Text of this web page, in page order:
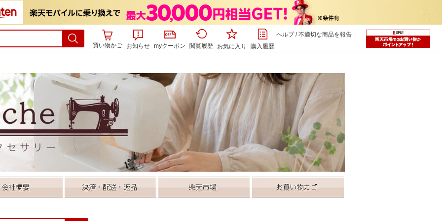
買い物かご お知らせ myクーポン 閲覧履歴 お気に入り 購入履歴
ヘルプ/不適切な商品を報告